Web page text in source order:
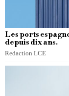
Les ports
depuis dix ans.
Redaction LCE